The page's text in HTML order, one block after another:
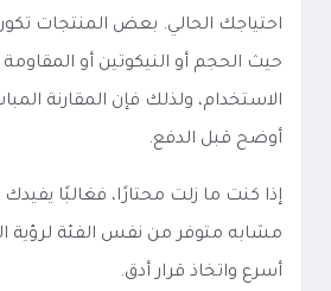
احتياجك الحالي. بعض المنتجات
حيث الحجم أو النيكوتين أو
الاستخدام، ولذلك فإن المقارنة
أوضح قبل الدفع.
إذا كنت ما زلت محتارًا، فغالبًا يفيدك
مشابه متوفر من نفس الفئة لرؤية
أسرع واتخاذ قرار أدق.